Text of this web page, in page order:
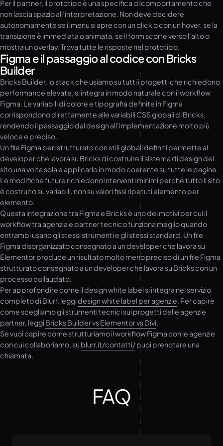
Per il partner, il prototipo è una specifica di comportamento che
non lascia spazio all’interpretazione. Non deve decidere
autonomamente se il menu si apre con un click o con un hover, se la
transizione è immediata o animata, se il form scorre verso l’alto o
mostra un overlay. Trova tutte le risposte nel prototipo.
Figma e il passaggio al codice con Bricks
Builder
Bricks Builder, lo stack che usiamo su tutti i progetti che richiedono
performance elevate, si integra in modo naturale con il workflow
Figma. Le variabili di colore e tipografia definite in Figma
corrispondono direttamente alle variabili CSS globali di Bricks,
rendendo il passaggio dal design all’implementazione molto più
veloce e preciso.
Un file Figma ben strutturato con stili globali definiti permette al
developer che lavora su Bricks di costruire il sistema di design del
sito una volta sola e applicarlo in modo coerente su tutte le pagine.
Le modifiche future richiedono interventi minimi perché tutto il sito
è costruito su variabili, non su valori fissi ripetuti elemento per
elemento.
Questa integrazione tra Figma e Bricks è uno dei motivi per cui il
workflow tra agenzia e partner tecnico funziona meglio quando
entrambi usano gli stessi strumenti e gli stessi standard. Un file
Figma disorganizzato consegnato a un developer che lavora su
Elementor produce un risultato molto meno preciso di un file Figma
strutturato consegnato a un developer che lavora su Bricks con un
processo collaudato.
Per approfondire come il design white label si integra nel servizio
completo di Blurr, leggidesign white label per agenzie. Per capire
come scegliamo gli strumenti tecnici sui progetti delle agenzie
partner, leggiBricks Builder vs Elementor vs Divi.
Se vuoi capire come strutturiamo il workflow Figma con le agenzie
con cui collaboriamo, su blurr.it/contatti/puoi prenotare una
chiamata.
FAQ